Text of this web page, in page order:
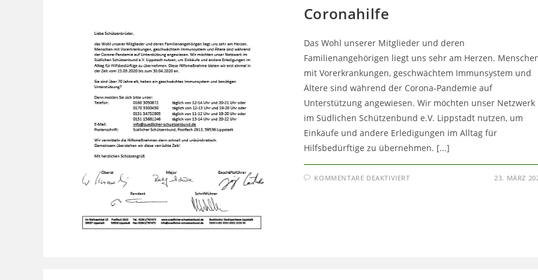
Coronahilfe
Das Wohl unserer Mitglieder und deren
Familienangehörigen liegt uns sehr am Herzen.
mit Vorerkrankungen, geschwächtem Immunsystem und
Ältere sind während der Corona-Pandemie auf
Unterstützung angewiesen. Wir möchten unser Netzwerk
im Südlichen Schützenbund e.V. Lippstadt nutzen, um
Einkäufe und andere Erledigungen im Alltag für
Hilfsbedürftige zu übernehmen. [...]
KOMMENTARE DEAKTIVIERTFÜR 23. MÄRZ